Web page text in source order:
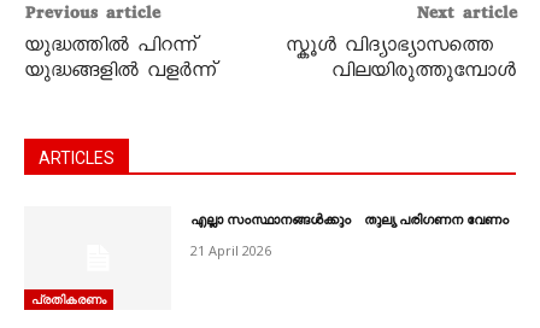
Previous article
യുദ്ധത്തിൽ പിറന്ന്‌
യുദ്ധങ്ങളിൽ വളർന്ന്‌
Next article
സ്കൂള്‍ വിദ്യാഭ്യാസത്തെ
വിലയിരുത്തുമ്പോള്‍
ARTICLES
പ്രതികരണം
എല്ലാ സംസ്ഥാനങ്ങൾക്കും തുല്യ പരിഗണന വേണം
21 April 2026